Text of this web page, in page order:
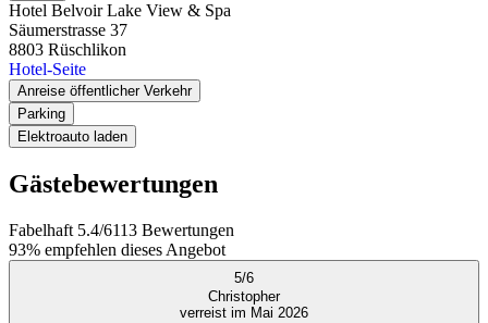
Hotel Belvoir Lake View & Spa
Säumerstrasse 37
8803 Rüschlikon
Hotel-Seite
Anreise öffentlicher Verkehr
Parking
Elektroauto laden
Gästebewertungen
Fabelhaft 5.4/6113 Bewertungen
93% empfehlen dieses Angebot
5/6
Christopher
verreist im Mai 2026